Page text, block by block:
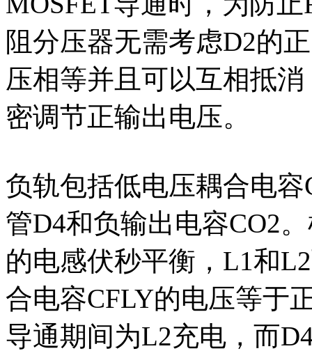
阻分压器无需考虑D2的
压相等并且可以互相抵
密调节正输出电压。
负轨包括低电压耦合电
管D4和负输出电容CO2
的电感伏秒平衡，L1和
合电容CFLY的电压等于
导通期间为L2充电，而